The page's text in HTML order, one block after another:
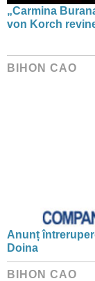
„Carmina
von Korch
BIHON CAO
Anunț
Doina
BIHON CAO